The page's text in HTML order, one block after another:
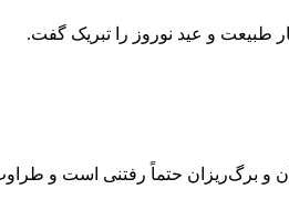
طبیعت و عید نوروز را تبریک گفت.
خزان و برگ‌ریزان حتماً رفتنی است و